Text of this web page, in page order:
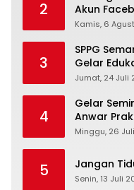
2
Akun
Rembang
Kamis, 6
3
SPPG
Gelar
Peringati
Jumat, 24 Juli
4
Gelar
Anwar
di Logung
Minggu, 26
5 Jangan
Senin, 13 Juli